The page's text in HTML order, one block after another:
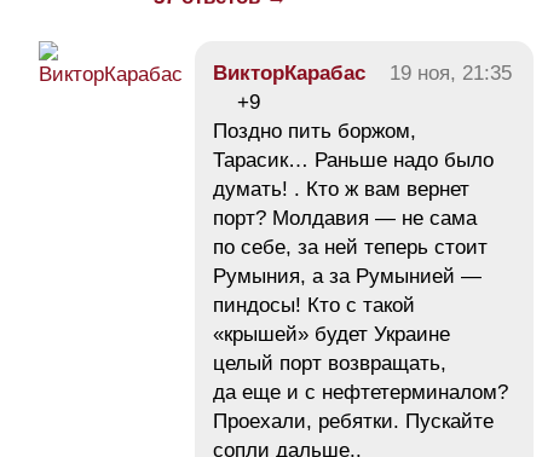
ВикторКарабас
19 ноя, 21:35
+9
Поздно пить боржом,
Тарасик… Раньше надо было
думать! . Кто ж вам вернет
порт? Молдавия — не сама
по себе, за ней теперь стоит
Румыния, а за Румынией —
пиндосы! Кто с такой
«крышей» будет Украине
целый порт возвращать,
да еще и с нефтетерминалом?
Проехали, ребятки. Пускайте
сопли дальше..